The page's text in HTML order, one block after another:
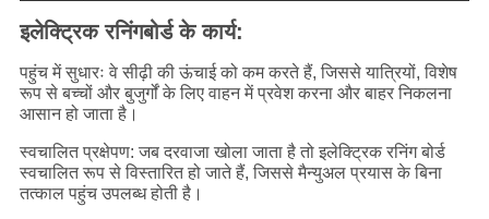
इलेक्ट्रिक रनिंगबोर्ड के कार्य:
पहुंच में सुधारः वे सीढ़ी की ऊंचाई को कम करते हैं, जिससे यात्रियों, विशेष
रूप से बच्चों और बुजुर्गों के लिए वाहन में प्रवेश करना और बाहर निकलना
आसान हो जाता है।
स्वचालित प्रक्षेपण: जब दरवाजा खोला जाता है तो इलेक्ट्रिक रनिंग बोर्ड
स्वचालित रूप से विस्तारित हो जाते हैं, जिससे मैन्युअल प्रयास के बिना
तत्काल पहुंच उपलब्ध होती है।